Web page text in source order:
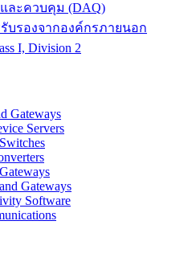
ละควบคุม (DAQ)
บรองจากองค์กรภายนอก
I, Division 2
Gateways
Servers
Gateways
Software